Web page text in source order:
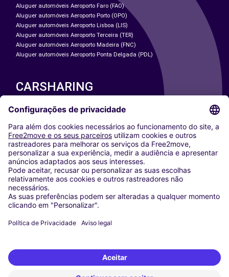
Aluguer automóveis Aeroporto Faro (FAO)
Aluguer automóveis Aeroporto Porto (OPO)
Aluguer automóveis Aeroporto Lisboa (LIS)
Aluguer automóveis Aeroporto Terceira (TER)
Aluguer automóveis Aeroporto Madeira (FNC)
Aluguer automóveis Aeroporto Ponta Delgada (PDL)
CARSHARING
NOSSAS CIDADES
Washington DC
Milan
Rome
Turin
Vienna
Berlin
Cologne
Dusseldorf
Frankfurt
Munich